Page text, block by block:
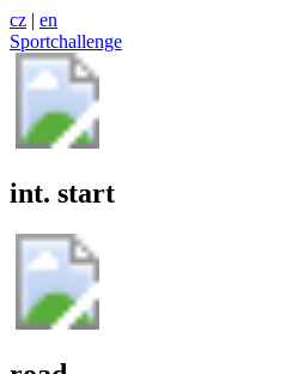
cz | en
Sportchallenge
int. start